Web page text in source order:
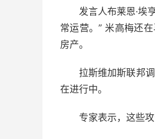
发言人布莱恩·埃
常运营。” 米高梅还
房产。
拉斯维加斯联邦
在进行中。
专家表示，这些